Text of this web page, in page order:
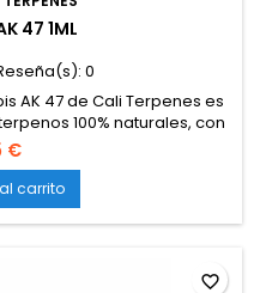
47 1ML
0
AK 47 de Cali Terpenes es
100% naturales, con
la extracción de terpenos
marihuana AK 47.
€
carrito
favorite_border